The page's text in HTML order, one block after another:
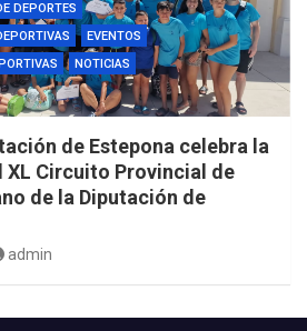
DEPORTES
EVENTOS
NOTICIAS
de Estepona celebra la
XL Circuito Provincial de
de la Diputación de
admin